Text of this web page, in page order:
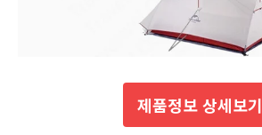
제품정보 상세보기